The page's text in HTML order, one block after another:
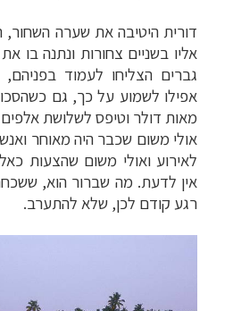
דורית היטיבה את שערה השחור,
אליו בשניים צחורות ונתנה
גברים הצליחו לעמוד
אפילו לשמוע על כך, גם
מאות דולר וטיפס לשלושת
אולי משום שכבר היה מאוחר
לאירוע ואולי משום שהצעות
אין לדעת. מה שברור הוא,
רגע קודם לכן, שלא להתערב.